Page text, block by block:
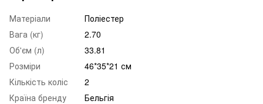
Матеріали
Поліестер
Вага (кг)
2.70
Об'єм (л)
33.81
Розміри
46*35*21 см
Кількість коліс
2
Країна бренду
Бельгія